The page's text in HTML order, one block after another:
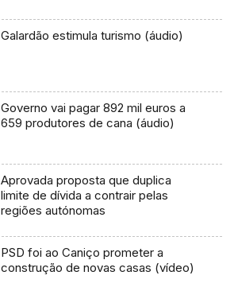
Galardão estimula turismo (áudio)
Governo vai pagar 892 mil euros a
659 produtores de cana (áudio)
Aprovada proposta que duplica
limite de dívida a contrair pelas
regiões autónomas
PSD foi ao Caniço prometer a
construção de novas casas (vídeo)